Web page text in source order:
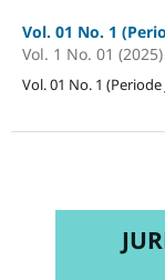
Vol. 01 No. 1
Vol. 1 No. 01 (2025)
Vol. 01 No. 1